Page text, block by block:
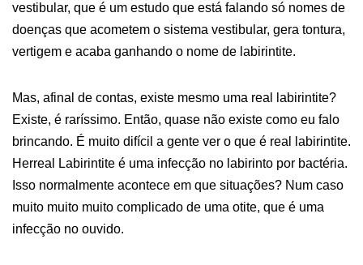
vestibular, que é um estudo que está falando só nomes de
doenças que acometem o sistema vestibular, gera tontura,
vertigem e acaba ganhando o nome de labirintite.
Mas, afinal de contas, existe mesmo uma real labirintite?
Existe, é raríssimo. Então, quase não existe como eu falo
brincando. É muito difícil a gente ver o que é real labirintite.
Herreal Labirintite é uma infecção no labirinto por bactéria.
Isso normalmente acontece em que situações? Num caso
muito muito muito complicado de uma otite, que é uma
infecção no ouvido.